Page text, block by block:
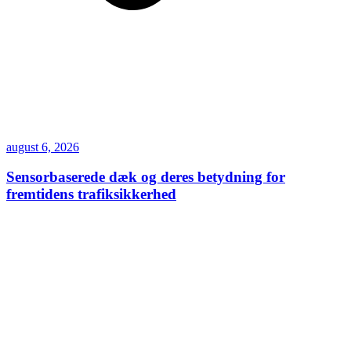
august 6, 2026
Sensorbaserede dæk og deres betydning for
fremtidens trafiksikkerhed